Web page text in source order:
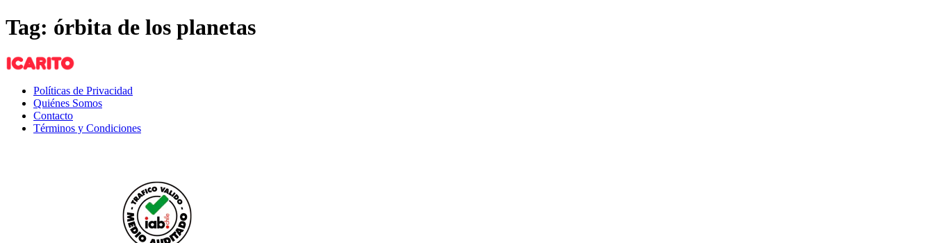
Tag: órbita de los planetas
Políticas de Privacidad
Quiénes Somos
Contacto
Términos y Condiciones